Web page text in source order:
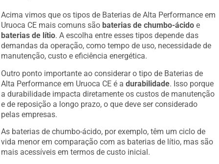
Acima vimos que os tipos de Baterias de Alta Performance em
Uruoca CE mais comuns são baterias de chumbo-ácido e
baterias de lítio. A escolha entre esses tipos depende das
demandas da operação, como tempo de uso, necessidade de
manutenção, custo e eficiência energética.
Outro ponto importante ao considerar o tipo de Baterias de
Alta Performance em Uruoca CE é adurabilidade. Isso porque
a durabilidade impacta diretamente os custos de manutenção
e de reposição a longo prazo, o que deve ser considerado
pelas empresas.
As baterias de chumbo-ácido, por exemplo, têm um ciclo de
vida menor em comparação com as baterias de lítio, mas são
mais acessíveis em termos de custo inicial.